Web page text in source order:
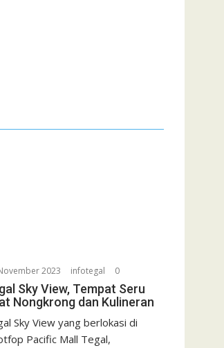
2023 infotegal 0
Sky View, Tempat Seru
Nongkrong dan Kulineran
Sky View yang berlokasi di
Pacific Mall Tegal,